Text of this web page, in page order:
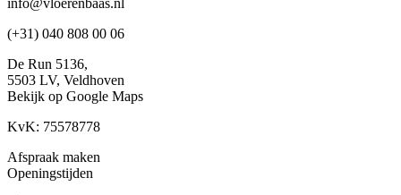
info@vloerenbaas.nl
(+31) 040 808 00 06
De Run 5136,
5503 LV, Veldhoven
Bekijk op Google Maps
KvK: 75578778
Afspraak maken
Openingstijden